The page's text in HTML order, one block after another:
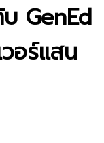
GenEd
อร์แสน